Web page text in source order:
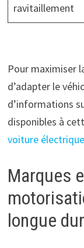
ravitaillement
Pour maximiser
d’adapter le
d’informations
disponibles à
voiture électrique
Marques
longue